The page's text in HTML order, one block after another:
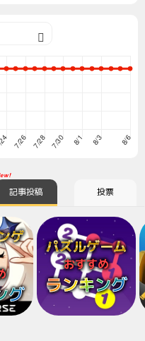
記事投稿 投票
ゲ
グ
パズルゲーム
おすすめ
ランキング